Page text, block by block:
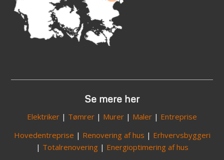
Se mere her
Elektriker | Tømrer | Murer | Maler | Entreprise
Hovedentreprise | Renovering af hus | Erhvervsbyggeri
| Totalrenovering| Energioptimering af hus